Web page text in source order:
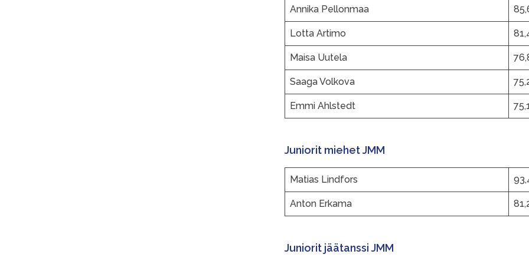
Annika Pellonmaa
Lotta Artimo
Maisa Uutela
Saaga Volkova
Emmi Ahlstedt
Juniorit miehet JMM
Matias Lindfors
Anton Erkama
Juniorit jäätanssi JMM